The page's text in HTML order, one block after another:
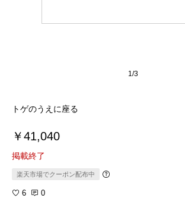
1/3
トゲのうえに座る
￥41,040
掲載終了
楽天市場でクーポン配布中
6 0